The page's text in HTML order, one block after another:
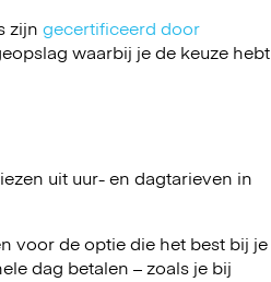
zijn gecertificeerd door
waarbij je de keuze hebt
uit uur- en dagtarieven in
voor de optie die het best bij je
dag betalen – zoals je bij